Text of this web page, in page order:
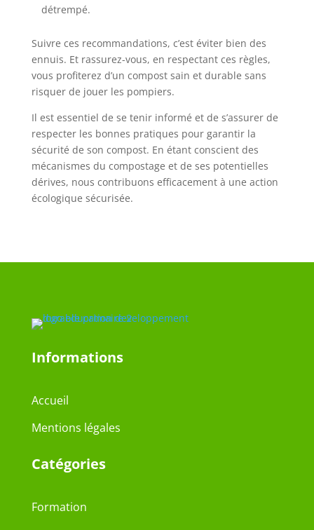
détrempé.
Suivre ces recommandations, c’est éviter bien des
ennuis. Et rassurez-vous, en respectant ces règles,
vous profiterez d’un compost sain et durable sans
risquer de jouer les pompiers.
Il est essentiel de se tenir informé et de s’assurer de
respecter les bonnes pratiques pour garantir la
sécurité de son compost. En étant conscient des
mécanismes du compostage et de ses potentielles
dérives, nous contribuons efficacement à une action
écologique sécurisée.
Informations
Accueil
Mentions légales
Catégories
Formation